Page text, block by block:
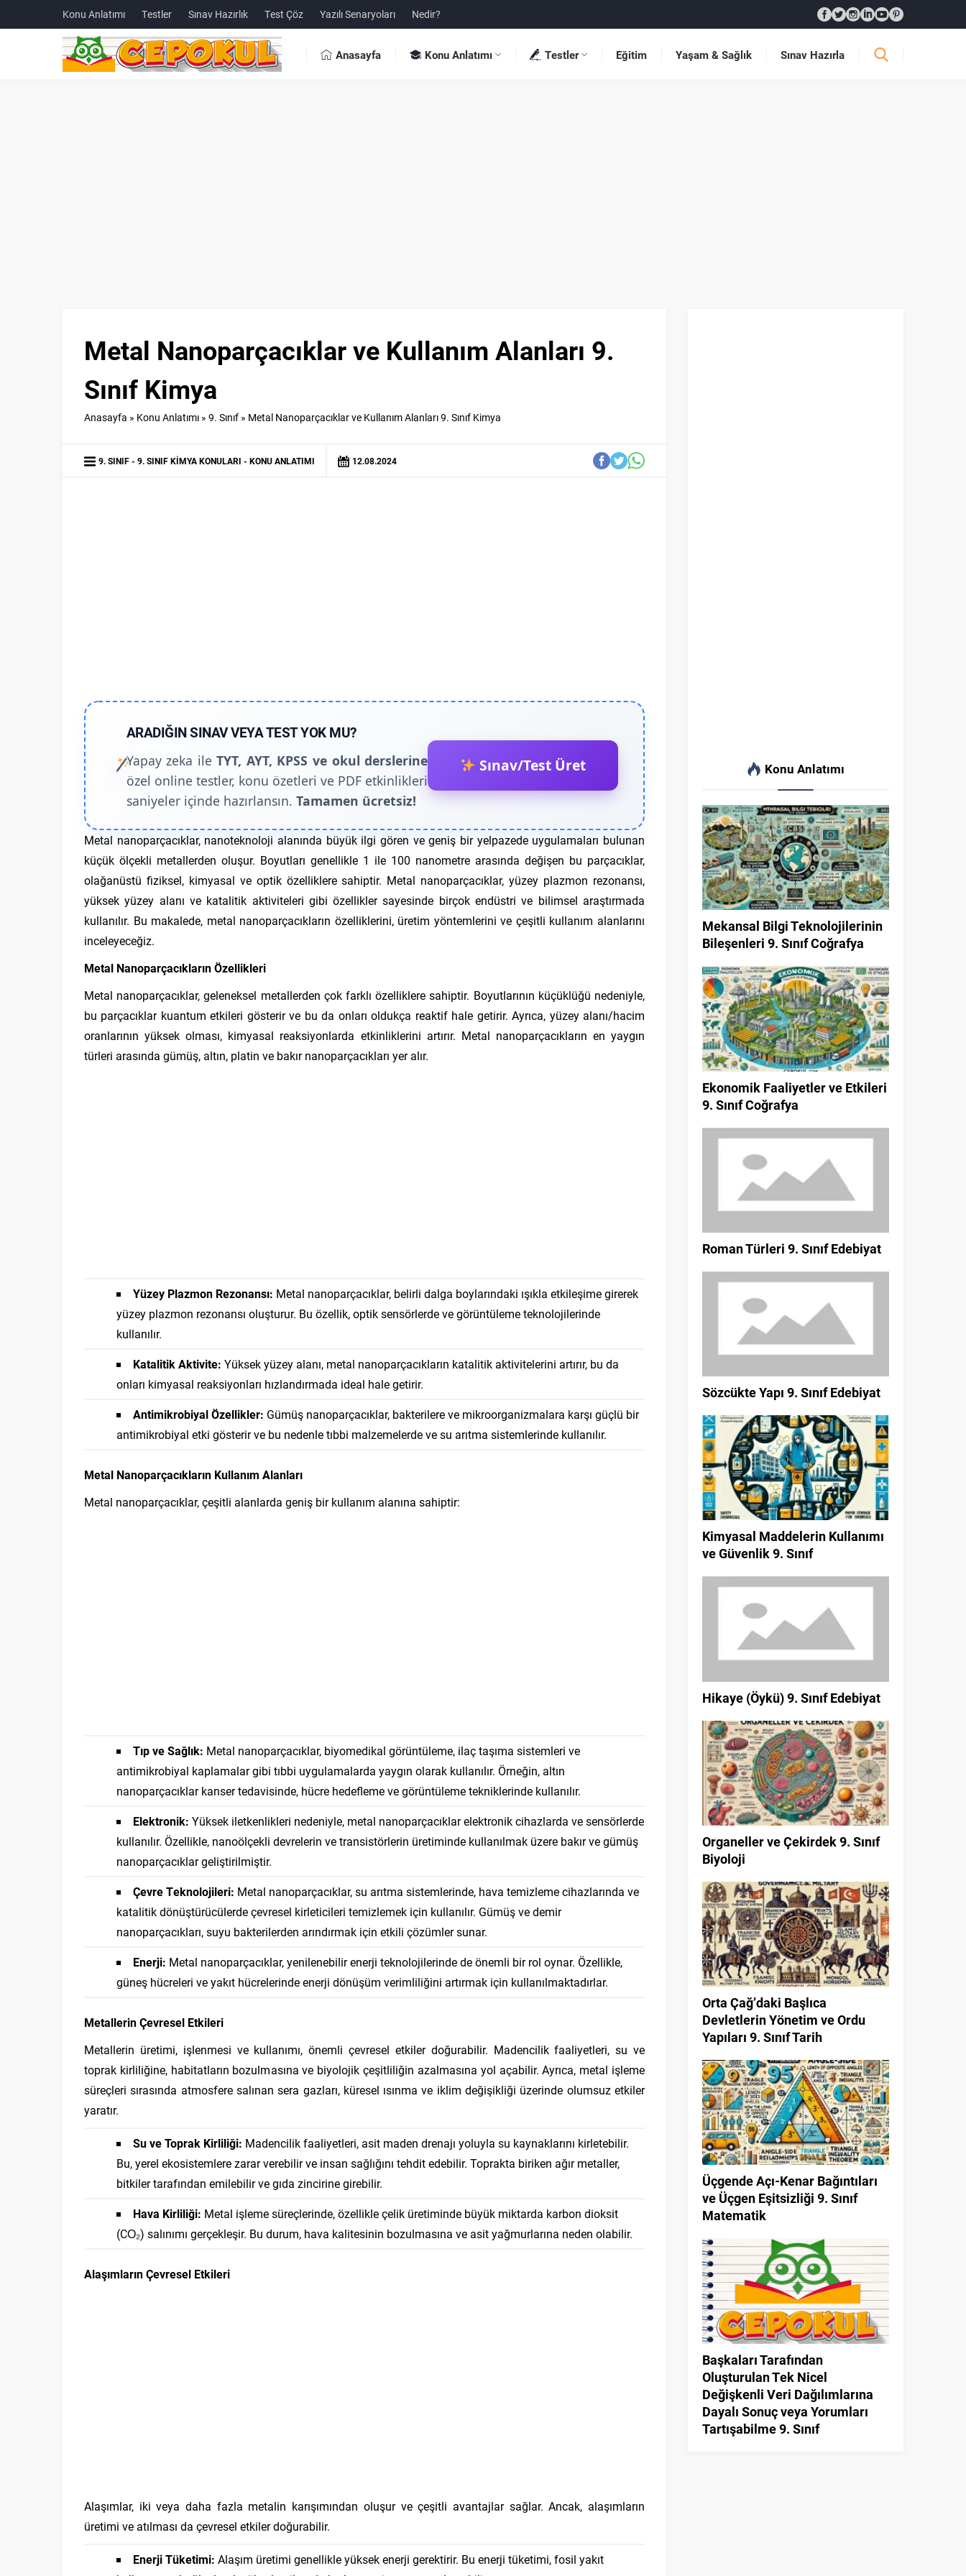
Konu Anlatımı Testler Sınav Hazırlık Test Çöz Yazılı Senaryoları Nedir?
Anasayfa Konu Anlatımı Testler Eğitim Yaşam & Sağlık Sınav Hazırla
Metal Nanoparçacıklar ve Kullanım Alanları 9.
Sınıf Kimya
Anasayfa » Konu Anlatımı » 9. Sınıf » Metal Nanoparçacıklar ve Kullanım Alanları 9. Sınıf Kimya
9. SINIF 9. SINIF KIMYA KONULARI KONU ANLATIMI 12.08.2024
ARADIĞIN SINAV VEYA TEST YOK MU?
Yapay zeka ileTYT, AYT, KPSS ve okul derslerine
özel online testler, konu özetleri ve PDF etkinlikleri
saniyeler içinde hazırlansın. Tamamen ücretsiz!
Sınav/Test Üret
Metal nanoparçacıklar, nanoteknoloji alanında büyük ilgi gören ve geniş bir yelpazede uygulamaları bulunan
küçük ölçekli metallerden oluşur. Boyutları genellikle 1 ile 100 nanometre arasında değişen bu parçacıklar,
olağanüstü fiziksel, kimyasal ve optik özelliklere sahiptir. Metal nanoparçacıklar, yüzey plazmon rezonansı,
yüksek yüzey alanı ve katalitik aktiviteleri gibi özellikler sayesinde birçok endüstri ve bilimsel araştırmada
kullanılır. Bu makalede, metal nanoparçacıkların özelliklerini, üretim yöntemlerini ve çeşitli kullanım alanlarını
inceleyeceğiz.
Metal Nanoparçacıkların Özellikleri
Metal nanoparçacıklar, geleneksel metallerden çok farklı özelliklere sahiptir. Boyutlarının küçüklüğü nedeniyle,
bu parçacıklar kuantum etkileri gösterir ve bu da onları oldukça reaktif hale getirir. Ayrıca, yüzey alanı/hacim
oranlarının yüksek olması, kimyasal reaksiyonlarda etkinliklerini artırır. Metal nanoparçacıkların en yaygın
türleri arasında gümüş, altın, platin ve bakır nanoparçacıkları yer alır.
Yüzey Plazmon Rezonansı: Metal nanoparçacıklar, belirli dalga boylarındaki ışıkla etkileşime girerek
yüzey plazmon rezonansı oluşturur. Bu özellik, optik sensörlerde ve görüntüleme teknolojilerinde
kullanılır.
Katalitik Aktivite: Yüksek yüzey alanı, metal nanoparçacıkların katalitik aktivitelerini artırır, bu da
onları kimyasal reaksiyonları hızlandırmada ideal hale getirir.
Antimikrobiyal Özellikler: Gümüş nanoparçacıklar, bakterilere ve mikroorganizmalara karşı güçlü bir
antimikrobiyal etki gösterir ve bu nedenle tıbbi malzemelerde ve su arıtma sistemlerinde kullanılır.
Metal Nanoparçacıkların Kullanım Alanları
Metal nanoparçacıklar, çeşitli alanlarda geniş bir kullanım alanına sahiptir:
Tıp ve Sağlık: Metal nanoparçacıklar, biyomedikal görüntüleme, ilaç taşıma sistemleri ve
antimikrobiyal kaplamalar gibi tıbbi uygulamalarda yaygın olarak kullanılır. Örneğin, altın
nanoparçacıklar kanser tedavisinde, hücre hedefleme ve görüntüleme tekniklerinde kullanılır.
Elektronik: Yüksek iletkenlikleri nedeniyle, metal nanoparçacıklar elektronik cihazlarda ve sensörlerde
kullanılır. Özellikle, nanoölçekli devrelerin ve transistörlerin üretiminde kullanılmak üzere bakır ve gümüş
nanoparçacıklar geliştirilmiştir.
Çevre Teknolojileri: Metal nanoparçacıklar, su arıtma sistemlerinde, hava temizleme cihazlarında ve
katalitik dönüştürücülerde çevresel kirleticileri temizlemek için kullanılır. Gümüş ve demir
nanoparçacıkları, suyu bakterilerden arındırmak için etkili çözümler sunar.
Enerji: Metal nanoparçacıklar, yenilenebilir enerji teknolojilerinde de önemli bir rol oynar. Özellikle,
güneş hücreleri ve yakıt hücrelerinde enerji dönüşüm verimliliğini artırmak için kullanılmaktadırlar.
Metallerin Çevresel Etkileri
Metallerin üretimi, işlenmesi ve kullanımı, önemli çevresel etkiler doğurabilir. Madencilik faaliyetleri, su ve
toprak kirliliğine, habitatların bozulmasına ve biyolojik çeşitliliğin azalmasına yol açabilir. Ayrıca, metal işleme
süreçleri sırasında atmosfere salınan sera gazları, küresel ısınma ve iklim değişikliği üzerinde olumsuz etkiler
yaratır.
Su ve Toprak Kirliliği: Madencilik faaliyetleri, asit maden drenajı yoluyla su kaynaklarını kirletebilir.
Bu, yerel ekosistemlere zarar verebilir ve insan sağlığını tehdit edebilir. Toprakta biriken ağır metaller,
bitkiler tarafından emilebilir ve gıda zincirine girebilir.
Hava Kirliliği: Metal işleme süreçlerinde, özellikle çelik üretiminde büyük miktarda karbon dioksit
(CO₂) salınımı gerçekleşir. Bu durum, hava kalitesinin bozulmasına ve asit yağmurlarına neden olabilir.
Alaşımların Çevresel Etkileri
Alaşımlar, iki veya daha fazla metalin karışımından oluşur ve çeşitli avantajlar sağlar. Ancak, alaşımların
üretimi ve atılması da çevresel etkiler doğurabilir.
Enerji Tüketimi: Alaşım üretimi genellikle yüksek enerji gerektirir. Bu enerji tüketimi, fosil yakıt
Konu Anlatımı
Mekansal Bilgi Teknolojilerinin
Bileşenleri 9. Sınıf Coğrafya
Ekonomik Faaliyetler ve Etkileri
9. Sınıf Coğrafya
Roman Türleri 9. Sınıf Edebiyat
Sözcükte Yapı 9. Sınıf Edebiyat
Kimyasal Maddelerin Kullanımı
ve Güvenlik 9. Sınıf
Hikaye (Öykü) 9. Sınıf Edebiyat
Organeller ve Çekirdek 9. Sınıf
Biyoloji
Orta Çağ’daki Başlıca
Devletlerin Yönetim ve Ordu
Yapıları 9. Sınıf Tarih
Üçgende Açı-Kenar Bağıntıları
ve Üçgen Eşitsizliği 9. Sınıf
Matematik
Başkaları Tarafından
Oluşturulan Tek Nicel
Değişkenli Veri Dağılımlarına
Dayalı Sonuç veya Yorumları
Tartışabilme 9. Sınıf